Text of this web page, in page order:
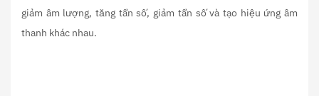
giảm âm lượng, tăng tần số, giảm tần số và tạo hiệu ứng âm
thanh khác nhau.